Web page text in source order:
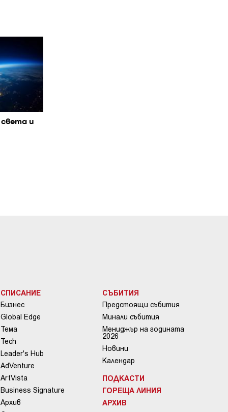
и
СПИСАНИЕ
Бизнес
Global Edge
Тема
Tech
Leader's Hub
AdVenture
ArtVista
Business Signature
Архив
СЪБИТИЯ
Предстоящи събития
Минали събития
Мениджър на годината
2026
Новини
Календар
ПОДКАСТИ
ГОРЕЩА ЛИНИЯ
АРХИВ